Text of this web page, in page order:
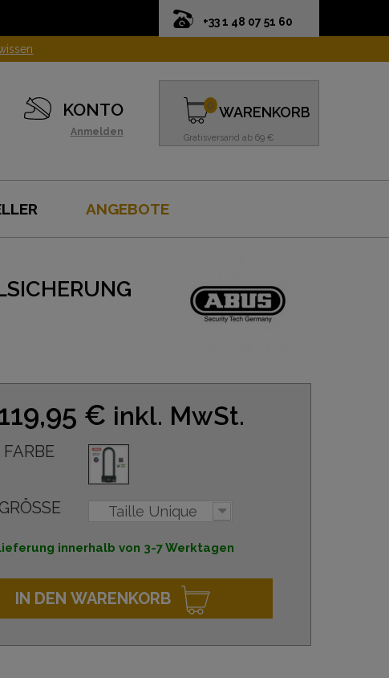
+33 1 48 07 51 60
KONTO
Anmelden
WARENKORB
Gratisversand ab 69 €
0
ANGEBOTE
€ inkl. MwSt.
FARBE
GRÖSSE Taille Unique
innerhalb von 3-7 Werktagen
IN DEN WARENKORB